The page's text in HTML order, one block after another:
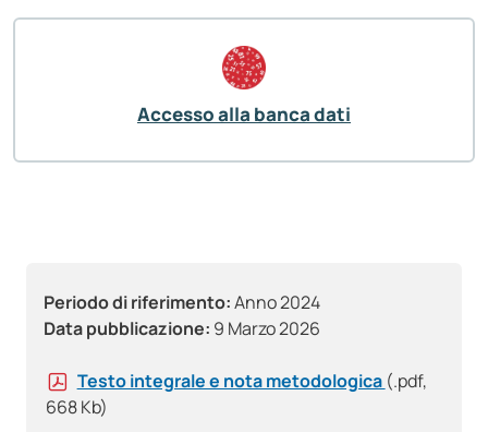
Periodo di riferimento:Anno 2024
Data pubblicazione: 9 Marzo 2026
Testo integrale e nota metodologica (.pdf,
668 Kb)
Accesso alla banca dati